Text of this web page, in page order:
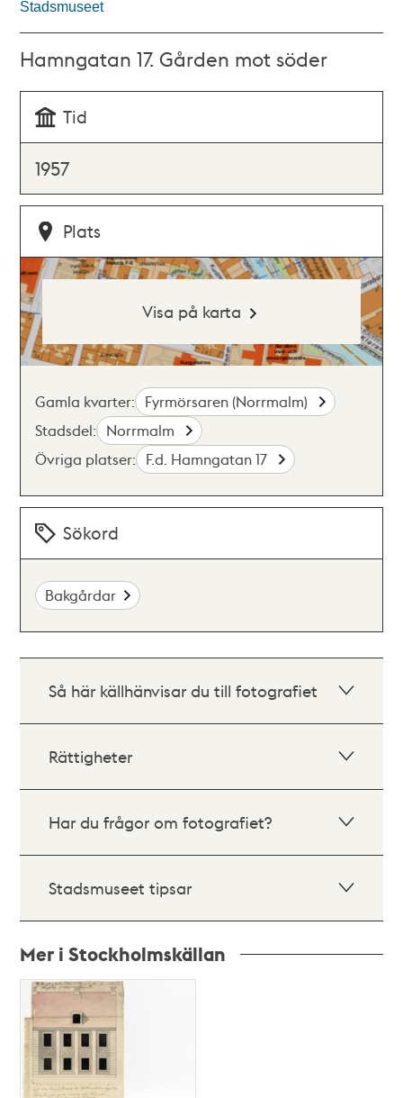
Stadsmuseet
Hamngatan 17. Gården mot söder
Tid
1957
Plats
Visa på karta
Gamla kvarter: Fyrmörsaren (Norrmalm)
Stadsdel: Norrmalm
Övriga platser: F.d. Hamngatan 17
Sökord
Bakgårdar
Så här källhänvisar du till fotografiet
Rättigheter
Har du frågor om fotografiet?
Stadsmuseet tipsar
Mer i Stockholmskällan
Relaterade
poster
och
teman